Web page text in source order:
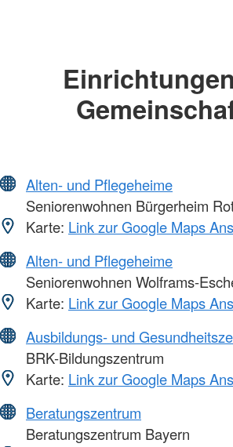
Alten- und Pflegeheime
Seniorenwohnen Bürgerheim
Karte: Link zur Google Maps
Alten- und Pflegeheime
Seniorenwohnen Wolframs-
Karte: Link zur Google Maps
Ausbildungs- und
BRK-Bildungszentrum
Karte: Link zur Google Maps
Beratungszentrum
Beratungszentrum Bayern